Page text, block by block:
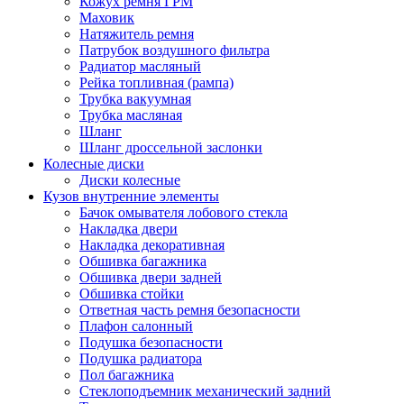
Маховик
Натяжитель ремня
Патрубок воздушного фильтра
Радиатор масляный
Рейка топливная (рампа)
Трубка вакуумная
Трубка масляная
Шланг
Шланг дроссельной заслонки
Колесные диски
Диски колесные
Кузов внутренние элементы
Бачок омывателя лобового стекла
Накладка двери
Накладка декоративная
Обшивка багажника
Обшивка двери задней
Обшивка стойки
Ответная часть ремня безопасности
Плафон салонный
Подушка безопасности
Подушка радиатора
Пол багажника
Стеклоподъемник механический задний